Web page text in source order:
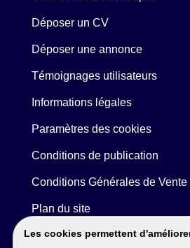
Les cookies permettent
Déposer un CV
Déposer une annonce
Témoignages utilisateurs
Informations légales
Paramètres des cookies
Conditions de publication
Conditions Générales de Vente
Plan du site